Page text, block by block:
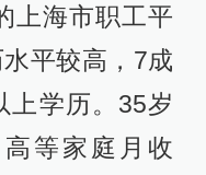
上海市职工平
平较高，7成
上学历。35岁
等家庭月收